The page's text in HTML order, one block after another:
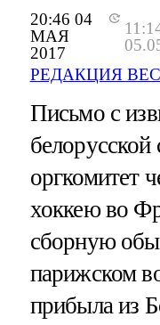
20:46 04
МАЯ
2017
РЕДАКЦИЯ
Письмо с
оргкомитет
хоккею во
сборную
парижском
прибыла из